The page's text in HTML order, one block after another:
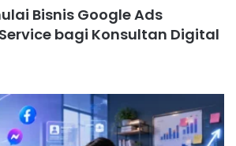
Bisnis Google Ads
bagi Konsultan Digital